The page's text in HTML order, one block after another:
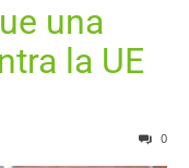
una
la UE
0